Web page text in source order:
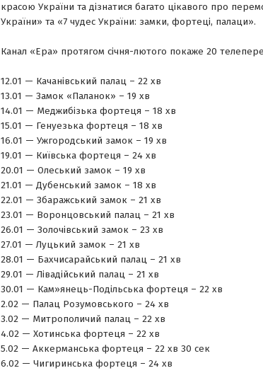
красою України та дізнатися багато цікавого про
України» та «7 чудес України: замки, фортеці, палаци».
Канал «Ера» протягом січня-лютого покаже 20
12.01 — Качанівський палац – 22 хв
13.01 — Замок «Паланок» – 19 хв
14.01 — Меджибізька фортеця – 18 хв
15.01 — Генуезька фортеця – 18 хв
16.01 — Ужгородський замок – 19 хв
19.01 — Київська фортеця – 24 хв
20.01 — Олеський замок – 19 хв
21.01 — Дубенський замок – 18 хв
22.01 — Збаражський замок – 21 хв
23.01 — Воронцовський палац – 21 хв
26.01 — Золочівський замок – 23 хв
27.01 — Луцький замок – 21 хв
28.01 — Бахчисарайський палац – 21 хв
29.01 — Лівадійський палац – 21 хв
30.01 — Кам»янець-Подільська фортеця – 22 хв
2.02 — Палац Розумовського – 24 хв
3.02 — Митрополичий палац – 22 хв
4.02 — Хотинська фортеця – 22 хв
5.02 — Аккерманська фортеця – 22 хв 30 сек
6.02 — Чигиринська фортеця – 24 хв